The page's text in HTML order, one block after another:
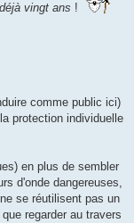
vingt ans !
comme public ici)
protection individuelle
en plus de sembler
d'onde dangereuses,
se réutilisent pas un
regarder au travers